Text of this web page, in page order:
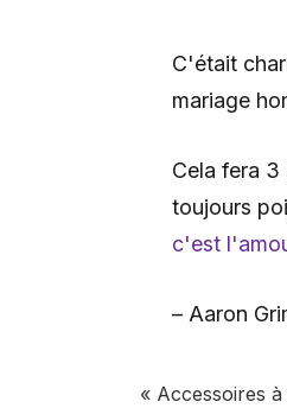
C'était
mariage
Cela fera 3
toujours
c'est
– Aaron
« Accessoires